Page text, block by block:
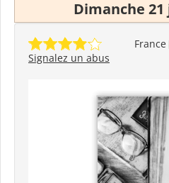
Dimanche
France
Signalez un abus